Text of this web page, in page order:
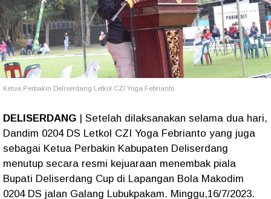
Ketua Perbakin Deliserdang Letkol CZI Yoga Febrianto
DELISERDANG | Setelah dilaksanakan selama dua hari,
Dandim 0204 DS Letkol CZI Yoga Febrianto yang juga
sebagai Ketua Perbakin Kabupaten Deliserdang
menutup secara resmi kejuaraan menembak piala
Bupati Deliserdang Cup di Lapangan Bola Makodim
0204 DS jalan Galang Lubukpakam. Minggu,16/7/2023.